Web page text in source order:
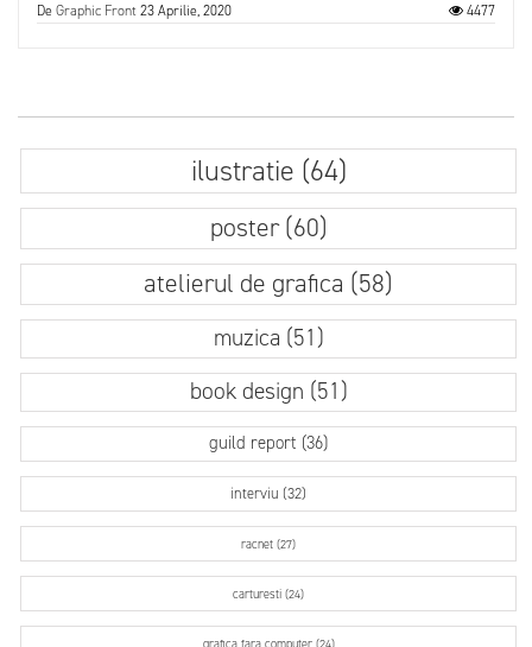
DeGraphic Front23 Aprilie, 2020 4477
ilustratie (64)
poster (60)
atelierul de grafica (58)
muzica (51)
book design (51)
guild report (36)
interviu (32)
racnet (27)
carturesti (24)